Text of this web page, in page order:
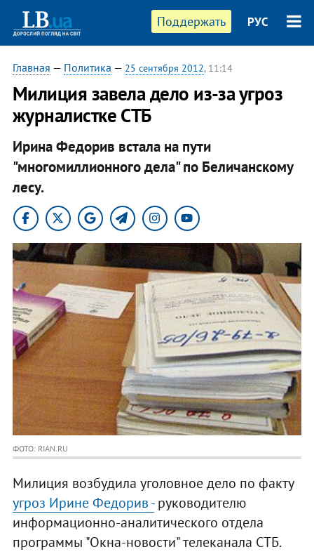
Поддержать РУС
Главная — Политика — 25 сентября 2012, 11:14
Милиция завела дело из-за угроз
журналистке СТБ
Ирина Федорив встала на пути
"многомиллионного дела" по Беличанскому
лесу.
ФОТО: RIAN.RU
Милиция возбудила уголовное дело по факту
угроз Ирине Федорив -руководителю
информационно-аналитического отдела
программы "Окна-новости" телеканала СТБ.